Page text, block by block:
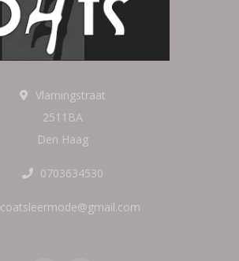
Vlamingstraat
2511BA
Den Haag
0703634530
coatsleermode@gmail.com